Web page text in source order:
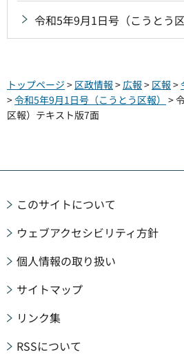
令和5年9月1日号（こうとう
トップページ > 区政情報 >広報 > 区報 >
>令和5年9月1日号（こうとう区報） >
区報）テキスト版7面
このサイトについて
ウェブアクセシビリティ方針
個人情報の取り扱い
サイトマップ
リンク集
RSSについて